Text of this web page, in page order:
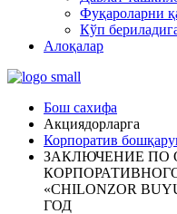
Фуқароларни
Кўп
Алоқалар
Бош сахифа
Акциядорларга
Корпоратив
ЗАКЛЮЧЕНИЕ ПО
«CHILONZOR
ГОД